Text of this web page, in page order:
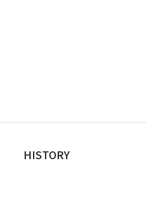
HISTORY